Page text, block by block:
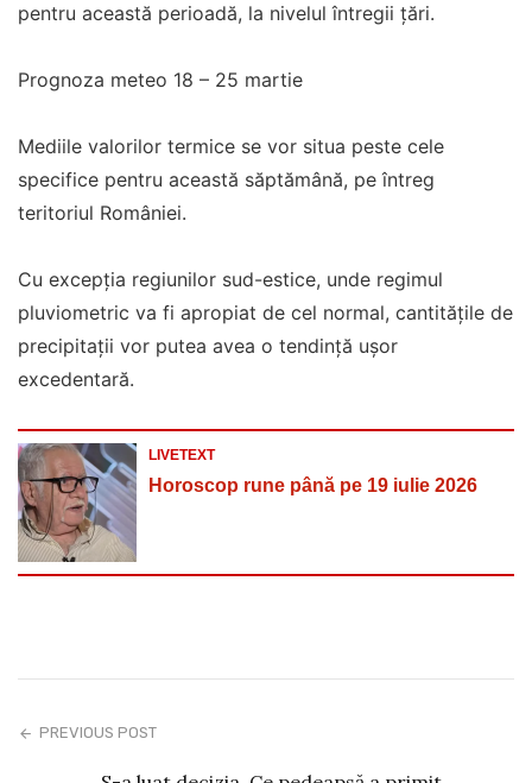
pentru această perioadă, la nivelul întregii țări.
Prognoza meteo 18 – 25 martie
Mediile valorilor termice se vor situa peste cele
specifice pentru această săptămână, pe întreg
teritoriul României.
Cu excepția regiunilor sud-estice, unde regimul
pluviometric va fi apropiat de cel normal, cantitățile de
precipitații vor putea avea o tendință ușor
excedentară.
LIVETEXT
Horoscop rune până pe 19 iulie 2026
PREVIOUS POST